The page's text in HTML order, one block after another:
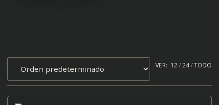
VER: 12 24 TODO